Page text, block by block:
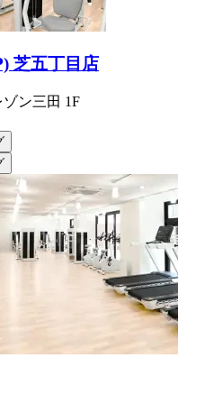
芝五丁目店
ン三田 1F